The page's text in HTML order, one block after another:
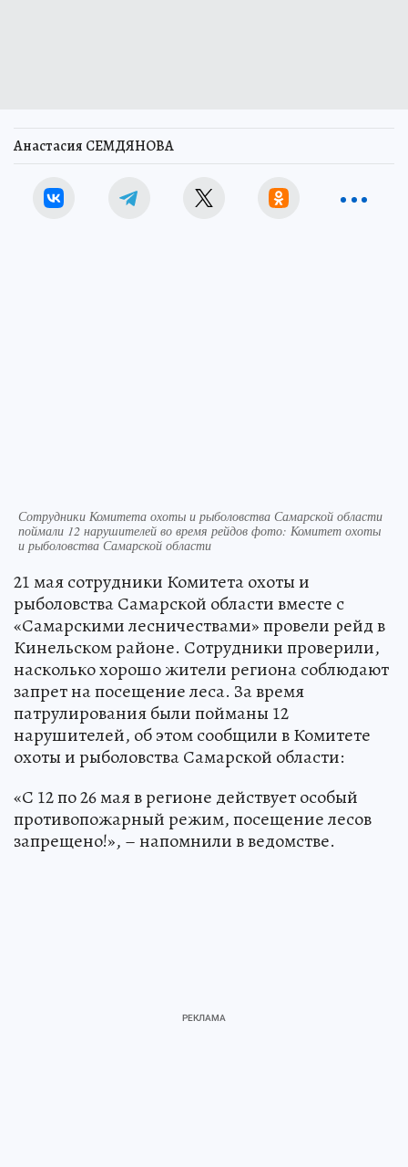
Анастасия СЕМДЯНОВА
Сотрудники Комитета охоты и рыболовства Самарской области
поймали 12 нарушителей во время рейдов фото: Комитет охоты
и рыболовства Самарской области
21 мая сотрудники Комитета охоты и
рыболовства Самарской области вместе с
«Самарскими лесничествами» провели рейд в
Кинельском районе. Сотрудники проверили,
насколько хорошо жители региона соблюдают
запрет на посещение леса. За время
патрулирования были пойманы 12
нарушителей, об этом сообщили в Комитете
охоты и рыболовства Самарской области:
«С 12 по 26 мая в регионе действует особый
противопожарный режим, посещение лесов
запрещено!», – напомнили в ведомстве.